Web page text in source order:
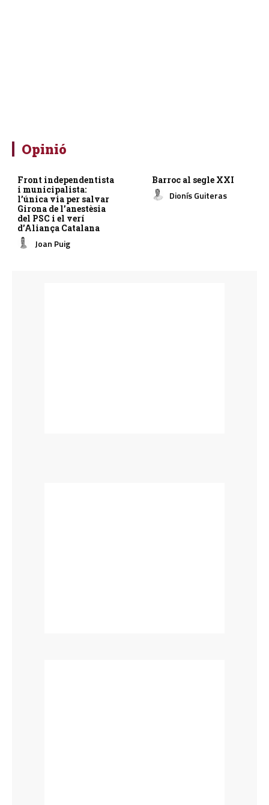
Opinió
Front independentista
i municipalista:
l’única via per salvar
Girona de l’anestèsia
del PSC i el verí
d’Aliança Catalana
Joan Puig
Barroc al segle XXI
Dionís Guiteras